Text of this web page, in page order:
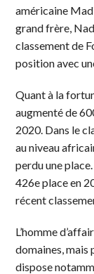
américaine
grand frère,
classement de
position avec
Quant à la
augmenté de
2020. Dans le
au niveau
perdu une
426e place en
récent
L’homme
domaines, mais
dispose